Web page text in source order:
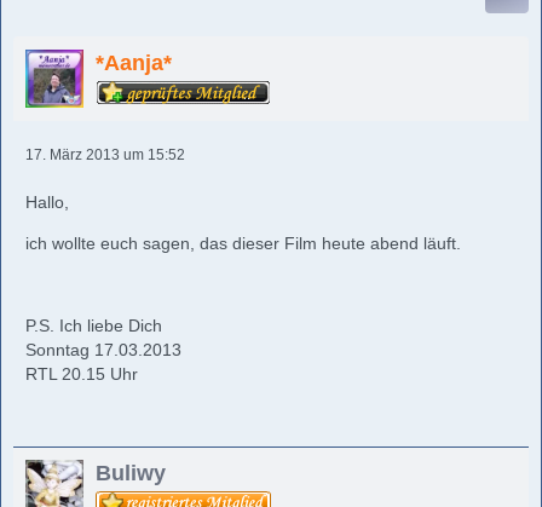
*Aanja*
17. März 2013 um 15:52
Hallo,
ich wollte euch sagen, das dieser Film heute abend läuft.
P.S. Ich liebe Dich
Sonntag 17.03.2013
RTL 20.15 Uhr
Buliwy